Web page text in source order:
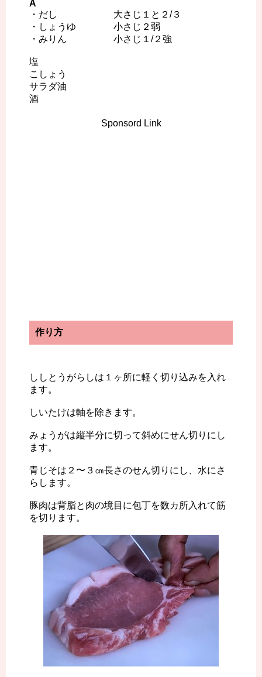
A
・だし 大さじ１と２/３
・しょうゆ 小さじ２弱
・みりん 小さじ１/２強
塩
こしょう
サラダ油
酒
Sponsord Link
作り方
ししとうがらしは１ヶ所に軽く切り込みを入れ
ます。
しいたけは軸を除きます。
みょうがは縦半分に切って斜めにせん切りにし
ます。
青じそは２〜３㎝長さのせん切りにし、水にさ
らします。
豚肉は背脂と肉の境目に包丁を数カ所入れて筋
を切ります。